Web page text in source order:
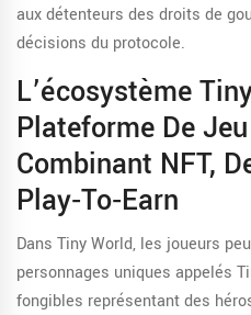
aux détenteurs des droits de
décisions du protocole.
L’écosystème
Plateforme De
Combinant NFT,
Play‑to‑earn
Dans Tiny World, les joueurs
personnages uniques appelés
fongibles représentant des